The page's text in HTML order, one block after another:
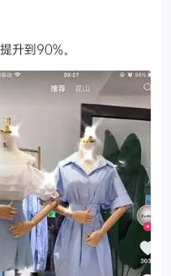
升到90%。